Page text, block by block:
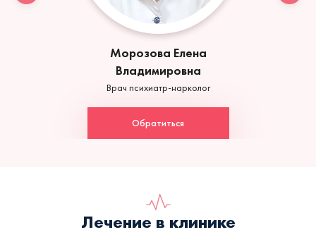
Морозова Елена
Владимировна
Врач психиатр-нарколог
Обратиться
Лечение в клинике